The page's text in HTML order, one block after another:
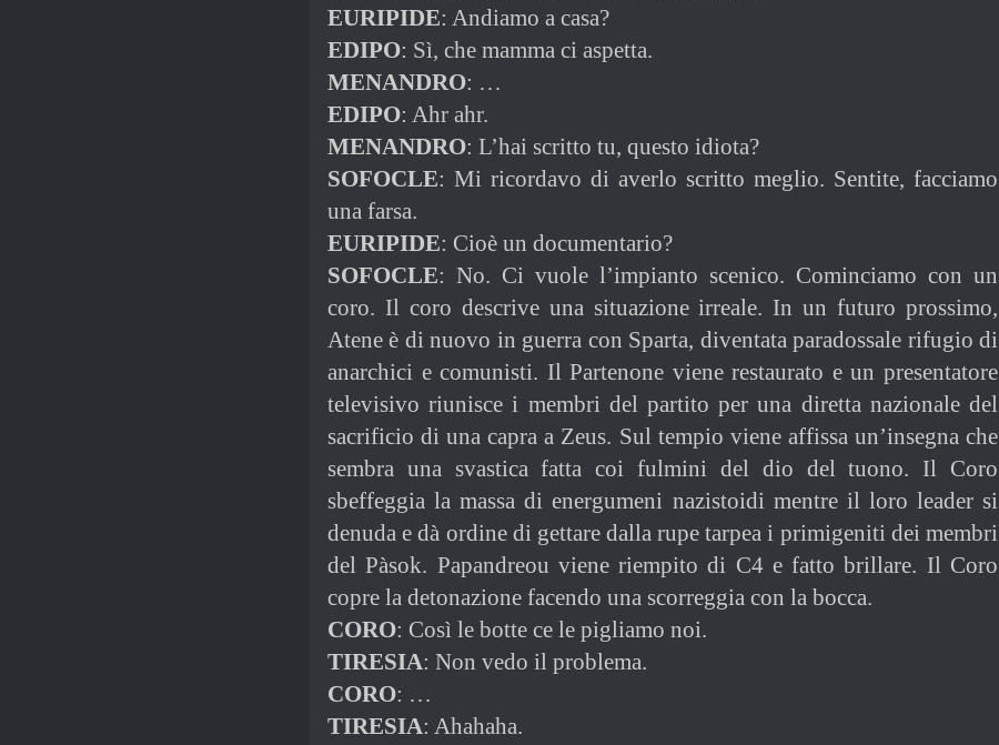
EURIPIDE: Andiamo a casa?
EDIPO: Sì, che mamma ci aspetta.
MENANDRO: …
EDIPO: Ahr ahr.
MENANDRO: L’hai scritto tu, questo idiota?
SOFOCLE: Mi ricordavo di averlo scritto meglio. Sentite, facciamo
una farsa.
EURIPIDE: Cioè un documentario?
SOFOCLE: No. Ci vuole l’impianto scenico. Cominciamo con un
coro. Il coro descrive una situazione irreale. In un futuro prossimo,
Atene è di nuovo in guerra con Sparta, diventata paradossale rifugio di
anarchici e comunisti. Il Partenone viene restaurato e un presentatore
televisivo riunisce i membri del partito per una diretta nazionale del
sacrificio di una capra a Zeus. Sul tempio viene affissa un’insegna che
sembra una svastica fatta coi fulmini del dio del tuono. Il Coro
sbeffeggia la massa di energumeni nazistoidi mentre il loro leader si
denuda e dà ordine di gettare dalla rupe tarpea i primigeniti dei membri
del Pàsok. Papandreou viene riempito di C4 e fatto brillare. Il Coro
copre la detonazione facendo una scorreggia con la bocca.
CORO: Così le botte ce le pigliamo noi.
TIRESIA: Non vedo il problema.
CORO: …
TIRESIA: Ahahaha.